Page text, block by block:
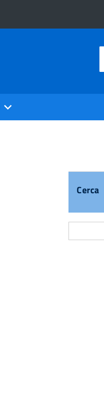
Cerca